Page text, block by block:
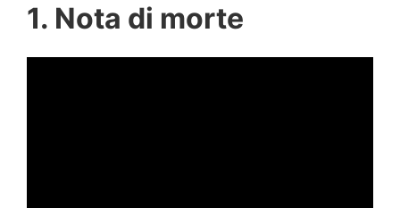
1. Nota di morte